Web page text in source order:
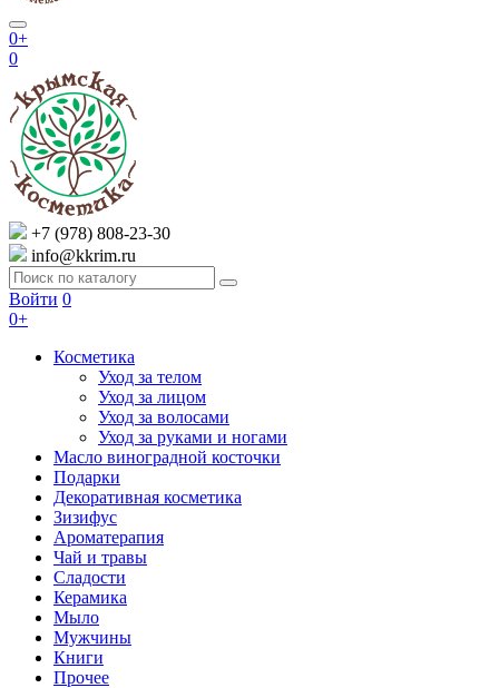
0+
0
+7 (978) 808-23-30
info@kkrim.ru
Войти 0
0+
Косметика
Уход за телом
Уход за лицом
Уход за волосами
Уход за руками и ногами
Масло виноградной косточки
Подарки
Декоративная косметика
Зизифус
Ароматерапия
Чай и травы
Сладости
Керамика
Мыло
Мужчины
Книги
Прочее